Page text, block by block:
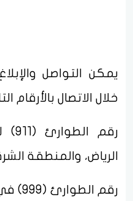
يمكن التواصل
خلال الاتصال بالأرقام
الرياض، والمنطقة
رقم الطوارئ (999) في بقية مناطق المملكة.